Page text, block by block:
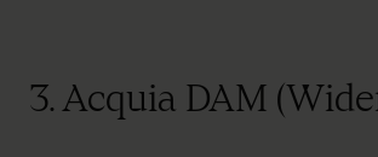
3. Acquia DAM